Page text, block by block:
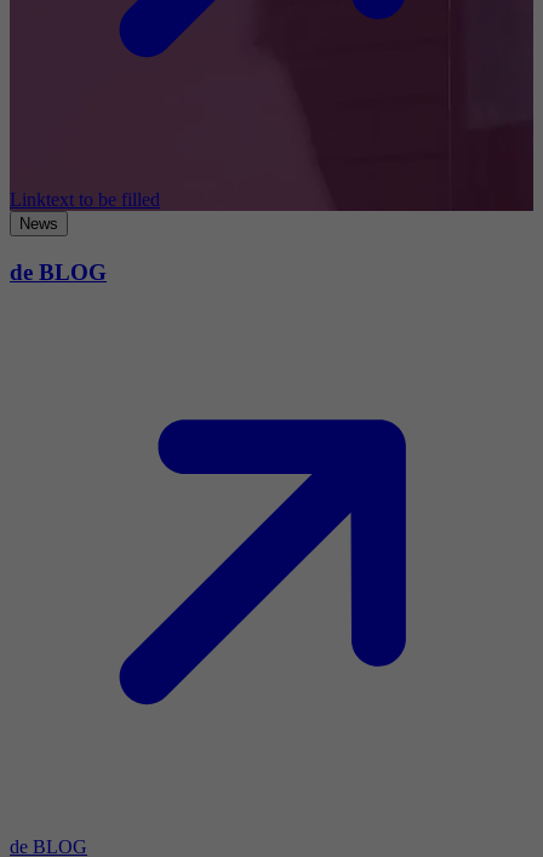
Linktext to be filled
News
de BLOG
de BLOG